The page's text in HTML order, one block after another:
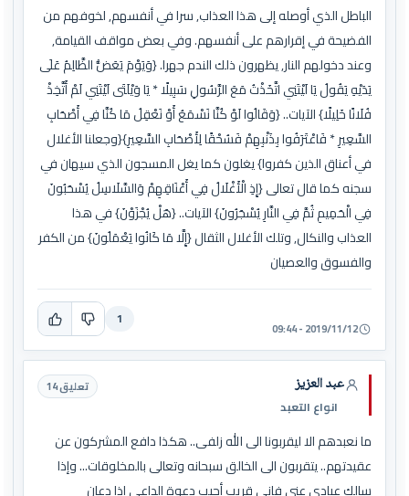
الباطل الذي أوصله إلى هذا العذاب, سرا في أنفسهم, لخوفهم من
الفضيحة في إقرارهم على أنفسهم. وفي بعض مواقف القيامة,
وعند دخولهم النار, يظهرون ذلك الندم جهرا. {وَيَوْمَ يَعَضُّ الظَّالِمُ عَلَى
يَدَيْهِ يَقُولُ يَا لَيْتَنِي اتَّخَذْتُ مَعَ الرَّسُولِ سَبِيلًا * يَا وَيْلَتَى لَيْتَنِي لَمْ أَتَّخِذْ
فُلَانًا خَلِيلًا} الآيات.. {وَقَالُوا لَوْ كُنَّا نَسْمَعُ أَوْ نَعْقِلُ مَا كُنَّا فِي أَصْحَابِ
السَّعِيرِ * فَاعْتَرَفُوا بِذَنْبِهِمْ فَسُحْقًا لِأَصْحَابِ السَّعِيرِ}{وجعلنا الأغلال
في أعناق الذين كفروا} يغلون كما يغل المسجون الذي سيهان في
سجنه كما قال تعالى {إِذِ الْأَغْلَالُ فِي أَعْنَاقِهِمْ وَالسَّلَاسِلُ يُسْحَبُونَ
فِي الْحَمِيمِ ثُمَّ فِي النَّارِ يُسْجَرُونَ} الآيات.. {هَلْ يُجْزَوْنَ} في هذا
العذاب والنكال, وتلك الأغلال الثقال {إِلَّا مَا كَانُوا يَعْمَلُونَ} من الكفر
والفسوق والعصيان
2019/11/12 - 09:44
1
عبد العزيز
انواع التعبد
تعليق 14
ما نعبدهم الا ليقربونا الى الله زلفى.. هكذا دافع المشركون عن
عقيدتهم.. يتقربون الى الخالق سبحانه وتعالى بالمخلوقات... وإذا
سالك عبادي عني فإني قريب أجيب دعوة الداعي إذا دعان